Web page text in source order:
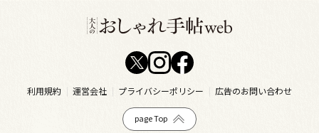
利用規約 運営会社 プライバシーポリシー 広告のお問い合わせ
page Top